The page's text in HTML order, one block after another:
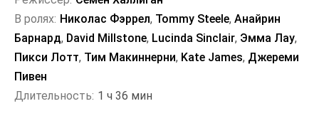
В ролях: Николас Фэррел, Tommy Steele, Анайрин
Барнард, David Millstone, Lucinda Sinclair, Эмма Лау,
Пикси Лотт, Тим Макиннерни, Kate James, Джереми
Пивен
Длительность: 1 ч 36 мин